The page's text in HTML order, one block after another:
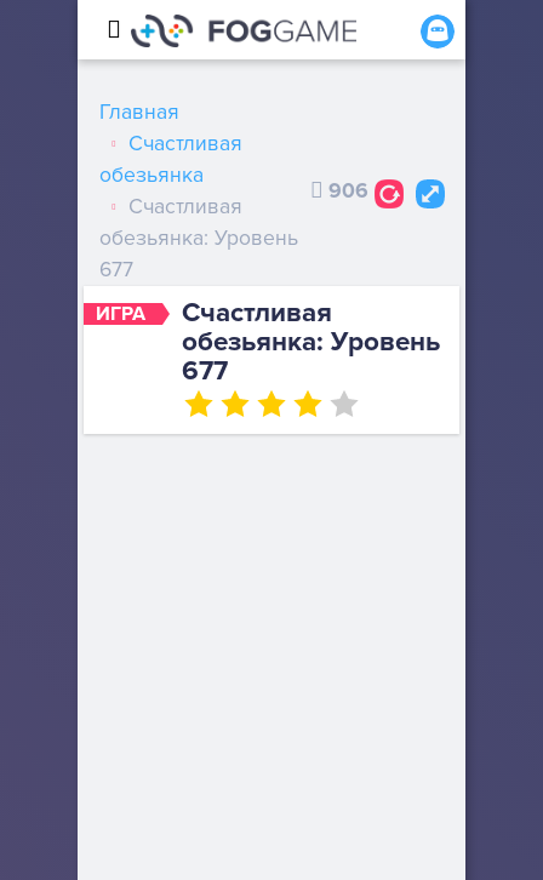
ИГРА
Счастливая
обезьянка: Уровень
677
Главная
Счастливая
обезьянка
Счастливая
обезьянка: Уровень
677
906